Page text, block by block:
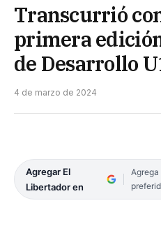
Transcurrió
primera
de Desarrollo
4 de marzo de 2024
Agregar El
Libertador en
Agrega